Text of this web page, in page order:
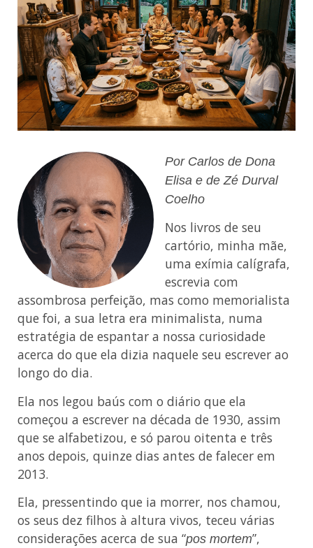
Por Carlos de Dona
Elisa e de Zé Durval
Coelho
Nos livros de seu
cartório, minha mãe,
uma exímia calígrafa,
escrevia com
assombrosa perfeição, mas como memorialista
que foi, a sua letra era minimalista, numa
estratégia de espantar a nossa curiosidade
acerca do que ela dizia naquele seu escrever ao
longo do dia.
Ela nos legou baús com o diário que ela
começou a escrever na década de 1930, assim
que se alfabetizou, e só parou oitenta e três
anos depois, quinze dias antes de falecer em
2013.
Ela, pressentindo que ia morrer, nos chamou,
os seus dez filhos à altura vivos, teceu várias
considerações acerca de sua “pos mortem”,